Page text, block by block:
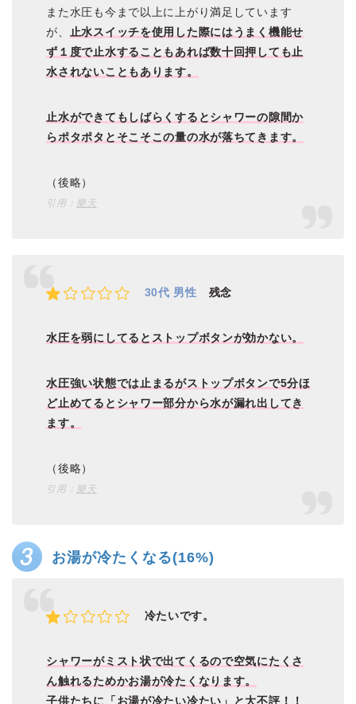
また水圧も今まで以上に上がり満足しています
が、
止水スイッチを使用した際にはうまく機能せ
ず１度で止水することもあれば数十回押しても止
水されないこともあります。
止水ができてもしばらくするとシャワーの隙間か
らポタポタとそこそこの量の水が落ちてきます。
（後略）
引用： 樂天
30代 男性 残念
水圧を弱にしてるとストップボタンが効かない。
水圧強い状態では止まるがストップボタンで5分ほ
ど止めてるとシャワー部分から水が漏れ出してき
ます。
（後略）
引用： 樂天
お湯が冷たくなる(16%)
冷たいです。
シャワーがミスト状で出てくるので空気にたくさ
ん触れるためかお湯が冷たくなります。
子供たちに「お湯が冷たい冷たい」と大不評！！